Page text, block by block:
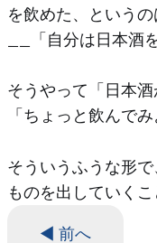
を飲めた、というの
__「自分は日本酒
そうやって「日本
「ちょっと飲んで
そういうふうな形
ものを出していく
◀ 前へ